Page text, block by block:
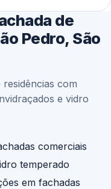
de
Pedro, São
com
e vidro
comerciais
temperado
em fachadas